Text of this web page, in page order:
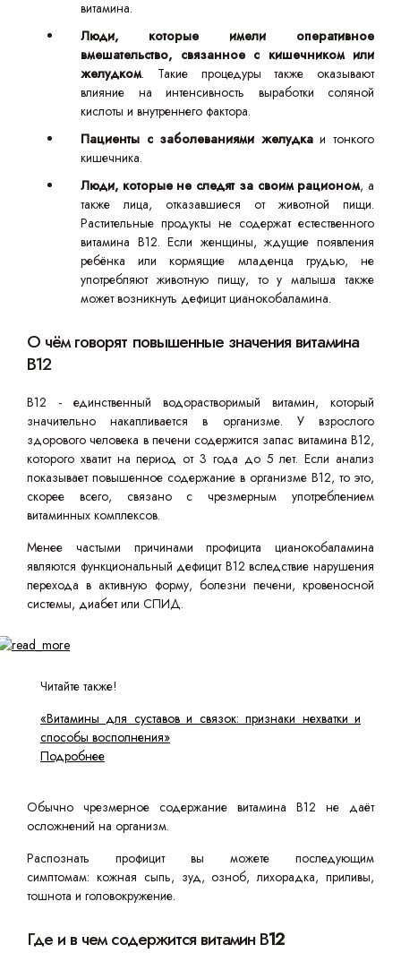
витамина.
Люди, которые имели оперативное
вмешательство, связанное с кишечником или
желудком. Такие процедуры также оказывают
влияние на интенсивность выработки соляной
кислоты и внутреннего фактора.
Пациенты с заболеваниями желудкаи тонкого
кишечника.
Люди, которые не следят за своим рационом, а
также лица, отказавшиеся от животной пищи.
Растительные продукты не содержат естественного
витамина B12. Если женщины, ждущие появления
ребёнка или кормящие младенца грудью, не
употребляют животную пищу, то у малыша также
может возникнуть дефицит цианокобаламина.
О чём говорят повышенные значения витамина
B12
В12 - единственный водорастворимый витамин, который
значительно накапливается в организме. У взрослого
здорового человека в печени содержится запас витамина B12,
которого хватит на период от 3 года до 5 лет. Если анализ
показывает повышенное содержание в организме B12, то это,
скорее всего, связано с чрезмерным употреблением
витаминных комплексов.
Менее частыми причинами профицита цианокобаламина
являются функциональный дефицит B12 вследствие нарушения
перехода в активную форму, болезни печени, кровеносной
системы, диабет или СПИД.
Читайте также!
«Витамины для суставов и связок: признаки нехватки и
способы восполнения»
Подробнее
Обычно чрезмерное содержание витамина B12 не даёт
осложнений на организм.
Распознать профицит вы можете последующим
симптомам: кожная сыпь, зуд, озноб, лихорадка, приливы,
тошнота и головокружение.
Где и в чем содержится витамин B12